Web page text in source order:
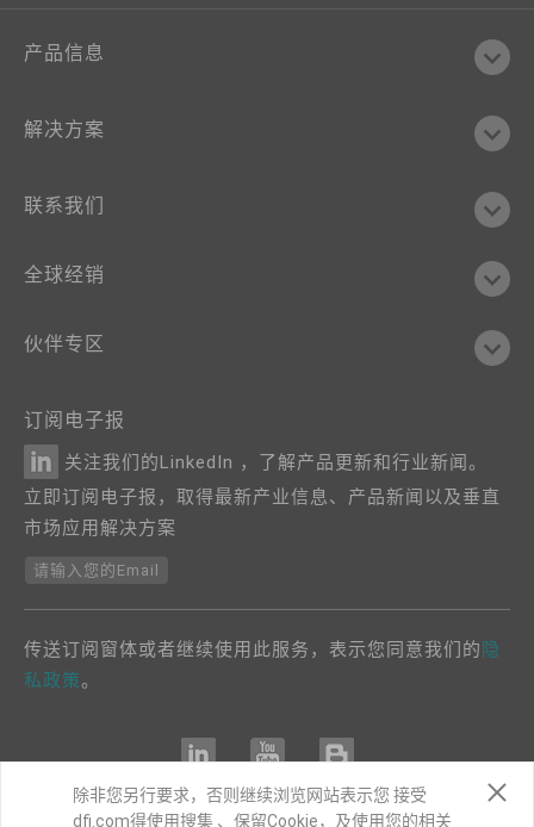
产品信息
解决方案
联系我们
全球经销
伙伴专区
订阅电子报
关注我们的LinkedIn ，了解产品更新和行业新闻。
立即订阅电子报，取得最新产业信息、产品新闻以及垂直
市场应用解决方案
请输入您的Email
传送订阅窗体或者继续使用此服务，表示您同意我们的 隐
私政策。
除非您另行要求，否则继续浏览网站表示您 接受
dfi.com得使用搜集 、保留Cookie，及使用您的相关